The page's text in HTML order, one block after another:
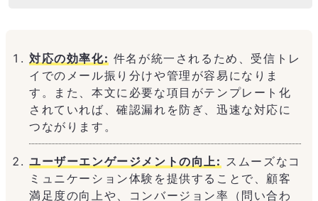
対応の効率化: 件名が統一されるため、受信トレ
イでのメール振り分けや管理が容易になりま
す。また、本文に必要な項目がテンプレート化
されていれば、確認漏れを防ぎ、迅速な対応に
つながります。
ユーザーエンゲージメントの向上: スムーズなコ
ミュニケーション体験を提供することで、顧客
満足度の向上や、コンバージョン率（問い合わ